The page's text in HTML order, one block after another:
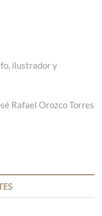
ilustrador y
Rafael Orozco Torres